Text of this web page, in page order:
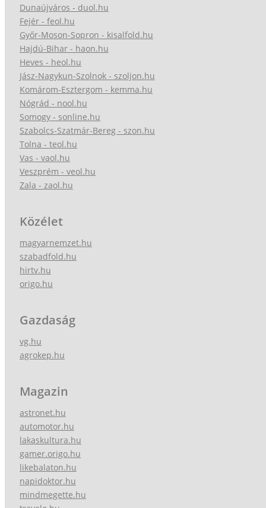
Dunaújváros - duol.hu
Fejér - feol.hu
Győr-Moson-Sopron - kisalfold.hu
Hajdú-Bihar - haon.hu
Heves - heol.hu
Jász-Nagykun-Szolnok - szoljon.hu
Komárom-Esztergom - kemma.hu
Nógrád - nool.hu
Somogy - sonline.hu
Szabolcs-Szatmár-Bereg - szon.hu
Tolna - teol.hu
Vas - vaol.hu
Veszprém - veol.hu
Zala - zaol.hu
Közélet
magyarnemzet.hu
szabadfold.hu
hirtv.hu
origo.hu
Gazdaság
vg.hu
agrokep.hu
Magazin
astronet.hu
automotor.hu
lakaskultura.hu
gamer.origo.hu
likebalaton.hu
napidoktor.hu
mindmegette.hu